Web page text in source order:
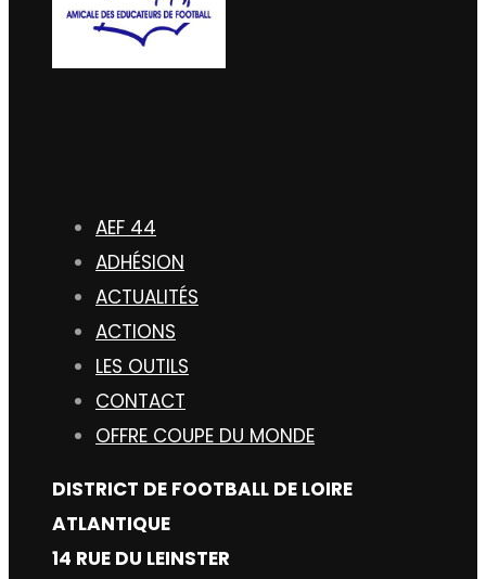
AEF 44
ADHÉSION
ACTUALITÉS
ACTIONS
LES OUTILS
CONTACT
OFFRE COUPE DU MONDE
DISTRICT DE FOOTBALL DE LOIRE
ATLANTIQUE
14 RUE DU LEINSTER